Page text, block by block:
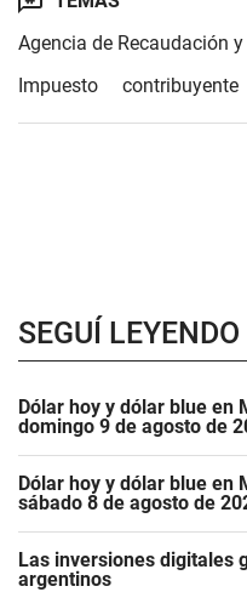
Agencia de Recaudación
Impuesto
contribuyente
SEGUÍ LEYENDO
Dólar hoy y dólar blue en
domingo 9 de agosto de
Dólar hoy y dólar blue en
sábado 8 de agosto de
Las inversiones digitales
argentinos